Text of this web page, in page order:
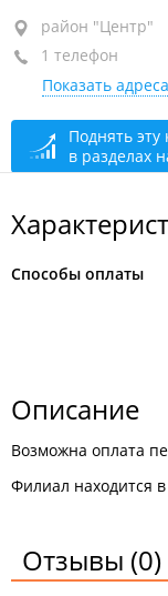
район "Центр",
ТТЦ
+7 (423) 246-48-82
закрыто,
район "Центр"
1 телефон
Показать
Поднять
в разделах
Способы оплаты
Описание
Возможна оплата
Филиал находится
Отзывы (0)